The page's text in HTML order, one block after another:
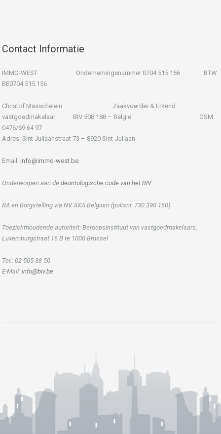
Contact Informatie
IMMO-WEST Ondernemingsnummer 0704.515.156 BTW
BE0704.515.156
Christof Masschelein Zaakvoerder & Erkend
vastgoedmakelaar BIV 508.188 – België GSM:
0476/69 64 97
Adres: Sint Juliaanstraat 73 – 8920 Sint-Juliaan
Email: info@immo-west.be
Onderworpen aan de deontologische code van het BIV
BA en Borgstelling via NV AXA Belgium (polisnr. 730.390.160)
Toezichthoudende autoriteit: Beroepsinstituut van vastgoedmakelaars,
Luxemburgstraat 16 B te 1000 Brussel
Tel.: 02 505 38 50
E-Mail: info@biv.be